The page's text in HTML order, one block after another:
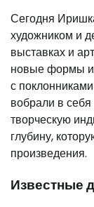
Сегодня
художником и
выставках и
новые формы
с
вобрали в
творческую
глубину,
произведения.
Известные